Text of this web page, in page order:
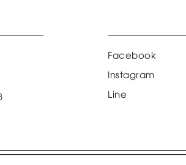
Facebook
Instagram
Line